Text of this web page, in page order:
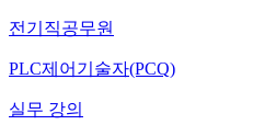
전기직공무원
PLC제어기술자(PCQ)
실무 강의